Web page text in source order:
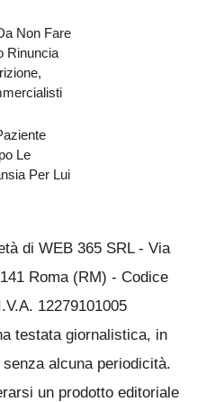
Non Fare
Rinuncia
Le
Per Lui
di WEB 365 SRL - Via
Roma (RM) - Codice
12279101005
testata giornalistica, in
alcuna periodicità.
un prodotto editoriale